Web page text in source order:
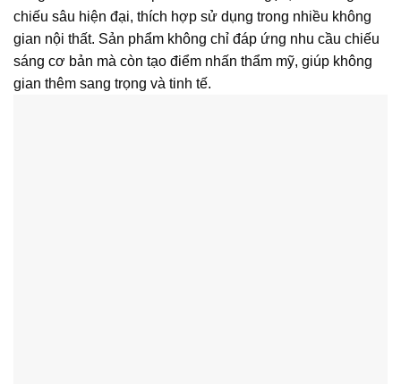
chiếu sâu hiện đại, thích hợp sử dụng trong nhiều không
gian nội thất. Sản phẩm không chỉ đáp ứng nhu cầu chiếu
sáng cơ bản mà còn tạo điểm nhấn thẩm mỹ, giúp không
gian thêm sang trọng và tinh tế.